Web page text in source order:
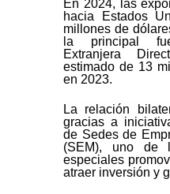
En 2024, las
hacia Estados
millones de
la principal
Extranjera
estimado de 13
en 2023.
La relación
gracias a
de Sedes de
(SEM), uno de
especiales
atraer inversión y